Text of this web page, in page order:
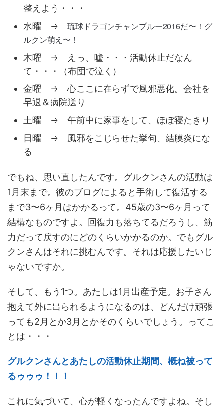
整えよう・・・
水曜 → 琉球ドラゴンチャンプルー2016だ〜！グ
ルクン萌え〜！
木曜 → えっ、嘘・・・活動休止だなん
て・・・（布団で泣く）
金曜 → 心ここに在らずで風邪悪化。会社を
早退＆病院送り
土曜 → 午前中に家事をして、ほぼ寝たきり
日曜 → 風邪をこじらせた挙句、結膜炎にな
る
でもね、思い直したんです。グルクンさんの活動は
1月末まで。彼のブログによると手術して復活する
まで3〜6ヶ月はかかるって。45歳の3〜6ヶ月って
結構なものですよ。回復力も落ちてるだろうし、筋
力だって戻すのにどのくらいかかるのか。でもグル
クンさんはそれに挑むんです。それは応援したいじ
ゃないですか。
そして、もう1つ。あたしは1月出産予定。お子さん
抱えて外に出られるようになるのは、どんだけ頑張
っても2月とか3月とかそのくらいでしょう。ってこ
とは・・・
グルクンさんとあたしの活動休止期間、概ね被って
るゥゥゥ！！！
これに気づいて、心が軽くなったんですよね。そし